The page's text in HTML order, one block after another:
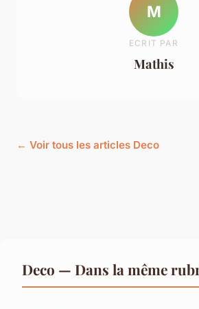
M
ECRIT PAR
Mathis
← Voir tous les articles Deco
Deco — Dans la même